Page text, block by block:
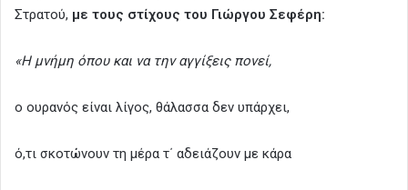
Στρατού, με τους στίχους του Γιώργου Σεφέρη:
«Η μνήμη όπου και να την αγγίξεις πονεί,
ο ουρανός είναι λίγος, θάλασσα δεν υπάρχει,
ό,τι σκοτώνουν τη μέρα τ΄ αδειάζουν με κάρα